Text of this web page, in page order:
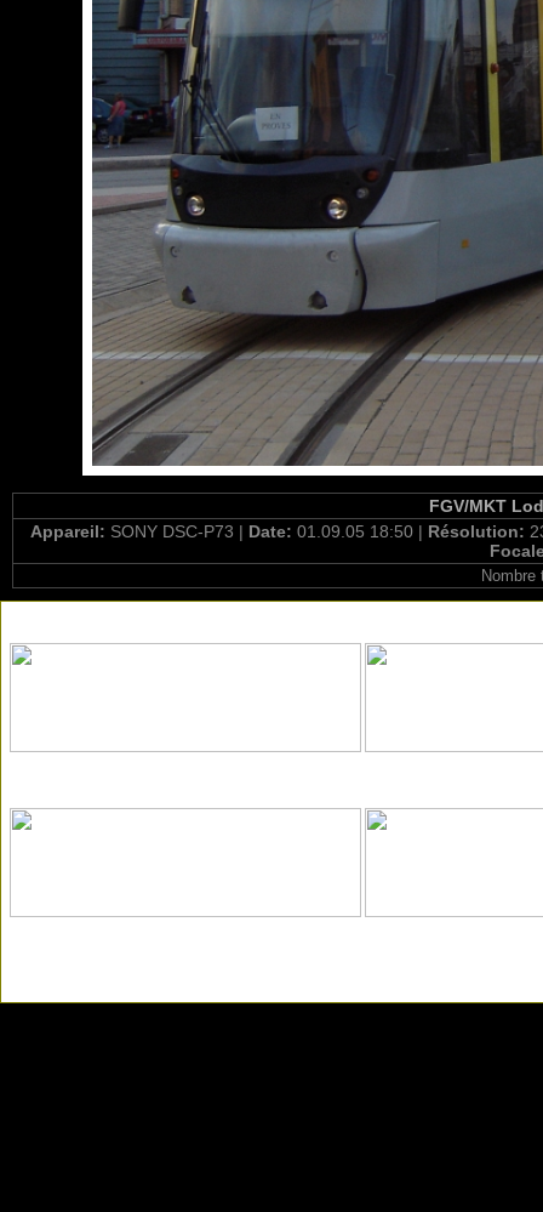
FGV/MKT
Appareil: SONY DSC-P73 | Date: 01.09.05 18:50 | Résolution: